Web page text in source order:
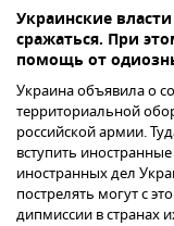
Украинские
сражаться. При
помощь от
Украина объявила о
территориальной
российской армии.
вступить
иностранных дел
пострелять могут с
дипмиссии в странах